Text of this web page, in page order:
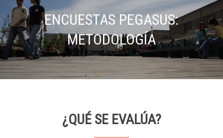
ENCUESTAS PEGASUS:
METODOLOGÍA
¿QUÉ SE EVALÚA?